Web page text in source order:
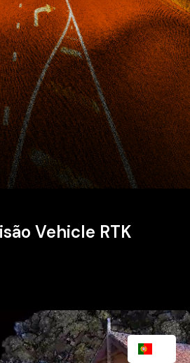
Vehicle RTK